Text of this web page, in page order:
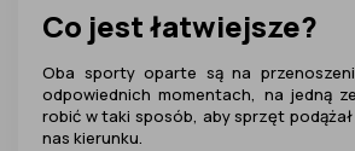
Co jest łatwiejsze?
Oba sporty oparte są na
odpowiednich momentach, na jedną
robić w taki sposób, aby sprzęt
nas kierunku.